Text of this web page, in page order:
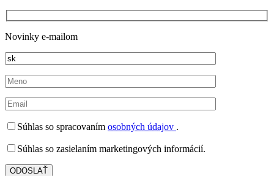
Novinky e-mailom
Súhlas so spracovaním osobných údajov .
Súhlas so zasielaním marketingových informácií.